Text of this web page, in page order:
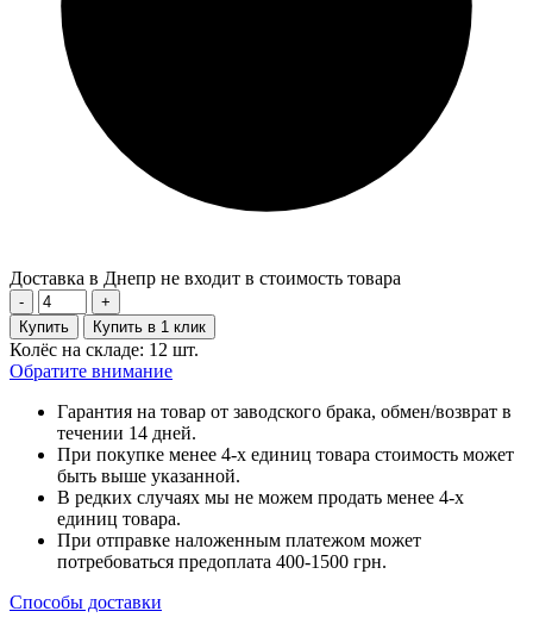
Доставка в Днепр не входит в стоимость товара
-
+
Купить
Купить в 1 клик
Колёс на складе: 12 шт.
Обратите внимание
Гарантия на товар от заводского брака, обмен/возврат в
течении 14 дней.
При покупке менее 4-х единиц товара стоимость может
быть выше указанной.
В редких случаях мы не можем продать менее 4-х
единиц товара.
При отправке наложенным платежом может
потребоваться предоплата 400-1500 грн.
Способы доставки